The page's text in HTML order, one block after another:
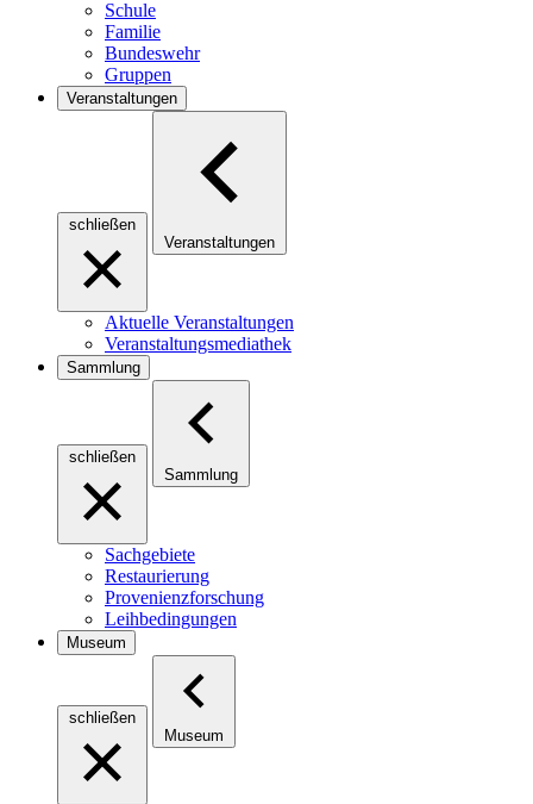
Schule
Familie
Bundeswehr
Gruppen
Veranstaltungen
schließen
Veranstaltungen
Aktuelle Veranstaltungen
Veranstaltungsmediathek
Sammlung
schließen
Sammlung
Sachgebiete
Restaurierung
Provenienzforschung
Leihbedingungen
Museum
schließen
Museum